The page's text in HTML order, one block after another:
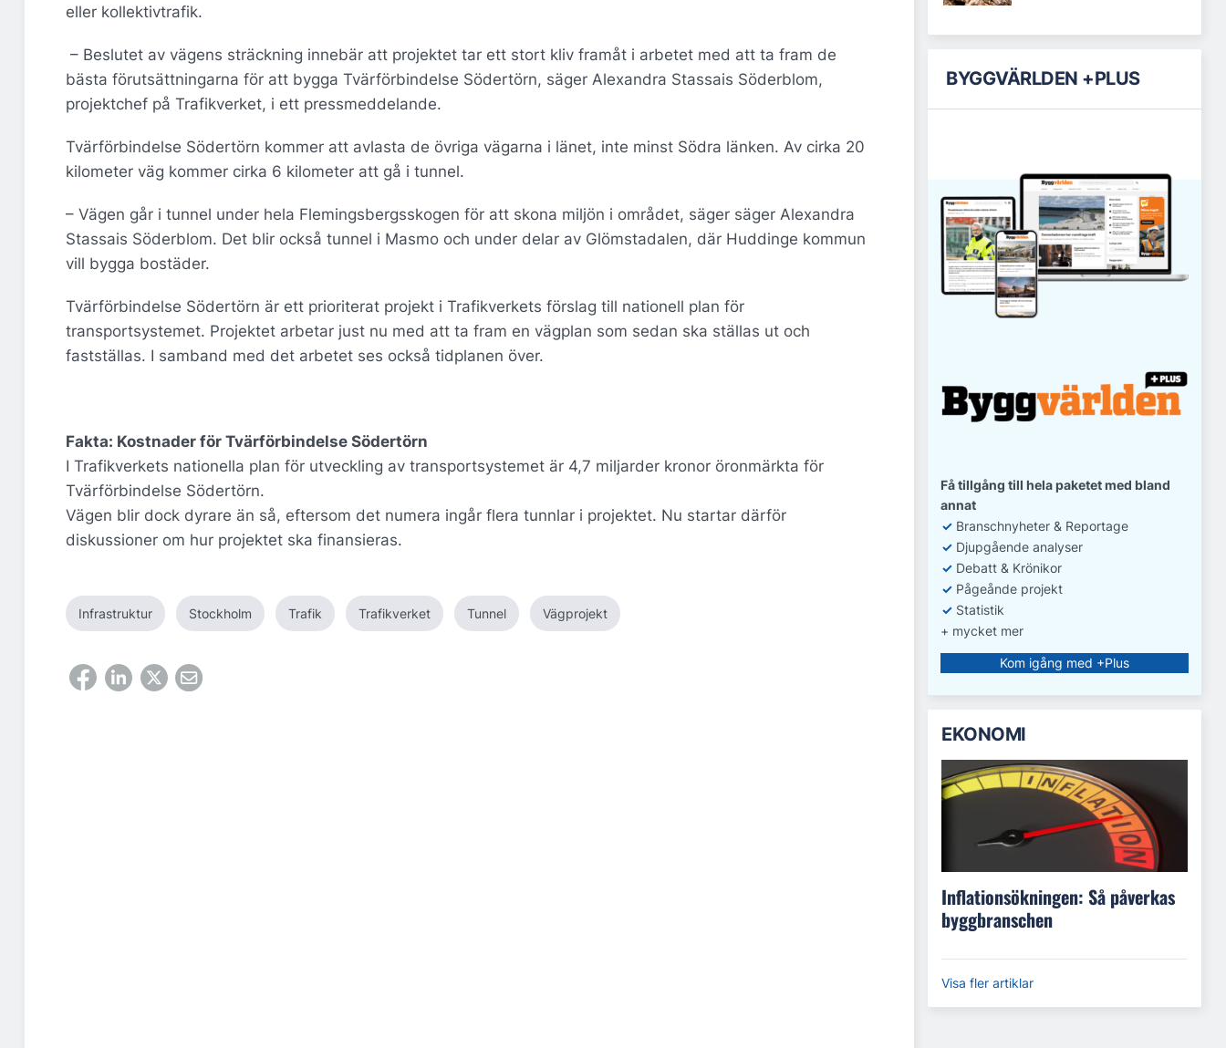
eller kollektivtrafik.
­­­­ ­­­­­­– Beslutet av vägens sträckning innebär att projektet tar ett stort kliv framåt i arbetet med att ta fram de
bästa förutsättningarna för att bygga Tvärförbindelse Södertörn, säger Alexandra Stassais Söderblom,
projektchef på Trafikverket, i ett pressmeddelande.
Tvärförbindelse Södertörn kommer att avlasta de övriga vägarna i länet, inte minst Södra länken. Av cirka 20
kilometer väg kommer cirka 6 kilometer att gå i tunnel.
– Vägen går i tunnel under hela Flemingsbergsskogen för att skona miljön i området, säger säger Alexandra
Stassais Söderblom. Det blir också tunnel i Masmo och under delar av Glömstadalen, där Huddinge kommun
vill bygga bostäder.
Tvärförbindelse Södertörn är ett prioriterat projekt i Trafikverkets förslag till nationell plan för
transportsystemet. Projektet arbetar just nu med att ta fram en vägplan som sedan ska ställas ut och
fastställas. I samband med det arbetet ses också tidplanen över.
Fakta: Kostnader för Tvärförbindelse Södertörn
I Trafikverkets nationella plan för utveckling av transportsystemet är 4,7 miljarder kronor öronmärkta för
Tvärförbindelse Södertörn.
Vägen blir dock dyrare än så, eftersom det numera ingår flera tunnlar i projektet. Nu startar därför
diskussioner om hur projektet ska finansieras.
Infrastruktur Stockholm Trafik Trafikverket Tunnel Vägprojekt
BYGGVÄRLDEN +PLUS
Få tillgång till hela paketet med bland
annat
✓ Branschnyheter & Reportage
✓ Djupgående analyser
✓ Debatt & Krönikor
✓ Pågeånde projekt
✓ Statistik
+ mycket mer
Kom igång med +Plus
EKONOMI
Inflationsökningen: Så påverkas
byggbranschen
Visa fler artiklar